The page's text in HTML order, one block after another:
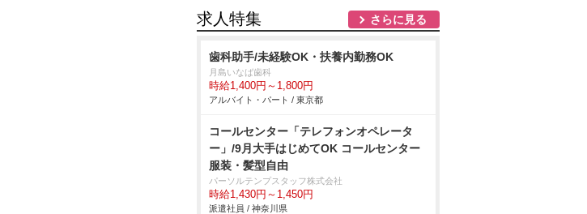
求人特集 さらに見る
歯科助手/未経験OK・扶養内勤務OK
月島いなば歯科
時給1,400円～1,800円
アルバイト・パート / 東京都
コールセンター「テレフォンオペレータ
ー」/9月大手はじめてOK コールセンター
服装・髪型自由
パーソルテンプスタッフ株式会社
時給1,430円～1,450円
派遣社員 / 神奈川県